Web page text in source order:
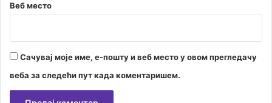
Веб место
Сачувај моје име, е-пошту и веб место у овом прегледачу
веба за следећи пут када коментаришем.